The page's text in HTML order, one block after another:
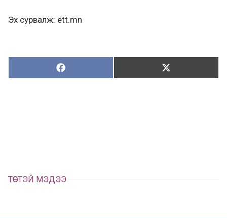
Эх сурвалж: ett.mn
Хуваалцах:
Х
у
Түгээх:
Т
ТӨСТЭЙ МЭДЭЭ